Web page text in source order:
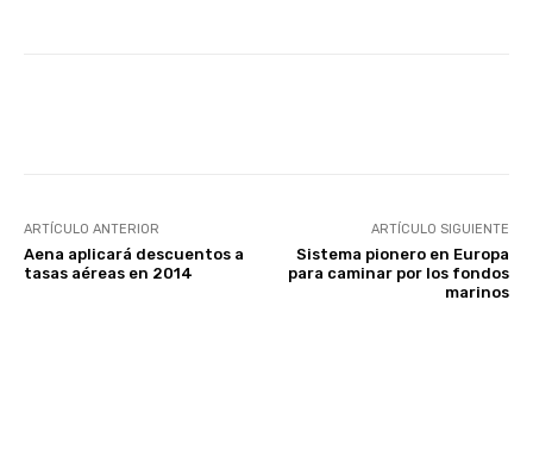
ARTÍCULO ANTERIOR
Aena aplicará descuentos a
tasas aéreas en 2014
ARTÍCULO SIGUIENTE
Sistema pionero en Europa
para caminar por los fondos
marinos